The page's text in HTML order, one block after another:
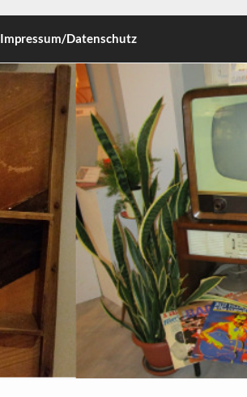
Impressum/Datenschutz